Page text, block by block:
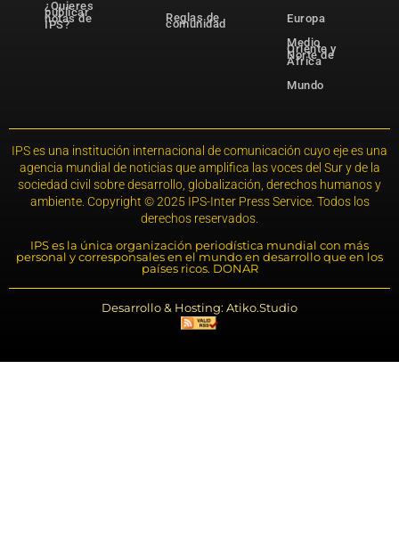
¿Quieres
publicar
notas de
IPS?
Reglas de
comunidad
Europa
Medio
Oriente y
Norte de
África
Mundo
IPS es una institución internacional de comunicación cuyo eje es una
agencia mundial de noticias que amplifica las voces del Sur y de la
sociedad civil sobre desarrollo, globalización, derechos humanos y
ambiente. Copyright © 2025 IPS-Inter Press Service. Todos los
derechos reservados.
IPS es la única organización periodística mundial con más
personal y corresponsales en el mundo en desarrollo que en los
países ricos. DONAR
Desarrollo & Hosting: Atiko.Studio